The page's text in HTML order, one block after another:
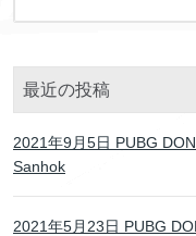
最近の投稿
2021年9月5日 PUBG
Sanhok
2021年5月23日 PUBG